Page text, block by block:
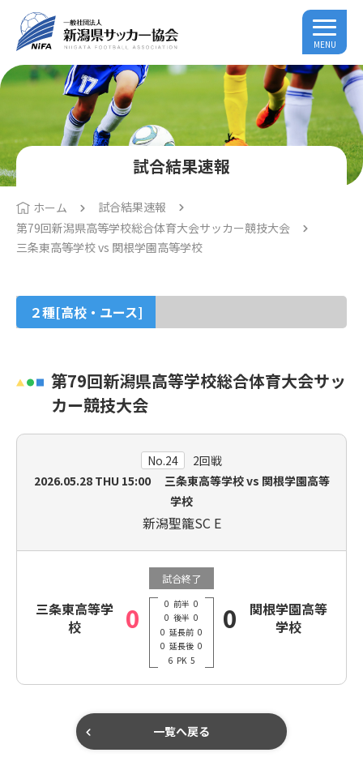
MENU
試合結果速報
ホーム
試合結果速報
第79回新潟県高等学校総合体育大会サッカー競技大会
三条東高等学校 vs 関根学園高等学校
２種[高校・ユース]
第79回新潟県高等学校総合体育大会サッ
カー競技大会
No.24
2回戦
2026.05.28 THU 15:00 三条東高等学校 vs 関根学園高等
学校
新潟聖籠SC E
三条東高等学
校
0
試合終了
0 前半 0
0 後半 0
0 延長前 0
0 延長後 0
6 PK 5
0
関根学園高等
学校
一覧へ戻る